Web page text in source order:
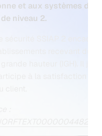
et aux systèmes de
niveau 2.